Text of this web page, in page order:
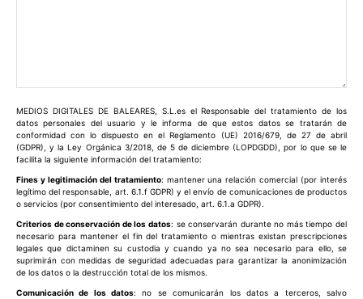
MEDIOS DIGITALES DE BALEARES, S.L.es el Responsable del tratamiento de los
datos personales del usuario y le informa de que estos datos se tratarán de
conformidad con lo dispuesto en el Reglamento (UE) 2016/679, de 27 de abril
(GDPR), y la Ley Orgánica 3/2018, de 5 de diciembre (LOPDGDD), por lo que se le
facilita la siguiente información del tratamiento:
Fines y legitimación del tratamiento: mantener una relación comercial (por interés
legítimo del responsable, art. 6.1.f GDPR) y el envío de comunicaciones de productos
o servicios (por consentimiento del interesado, art. 6.1.a GDPR).
Criterios de conservación de los datos: se conservarán durante no más tiempo del
necesario para mantener el fin del tratamiento o mientras existan prescripciones
legales que dictaminen su custodia y cuando ya no sea necesario para ello, se
suprimirán con medidas de seguridad adecuadas para garantizar la anonimización
de los datos o la destrucción total de los mismos.
Comunicación de los datos: no se comunicarán los datos a terceros, salvo